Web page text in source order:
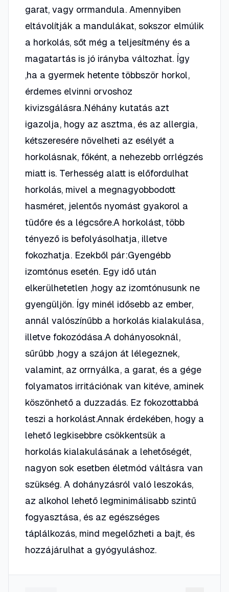
garat, vagy orrmandula. Amennyiben
eltávolítják a mandulákat, sokszor elmúlik
a horkolás, sőt még a teljesítmény és a
magatartás is jó irányba változhat. Így
,ha a gyermek hetente többször horkol,
érdemes elvinni orvoshoz
kivizsgálásra.Néhány kutatás azt
igazolja, hogy az asztma, és az allergia,
kétszeresére növelheti az esélyét a
horkolásnak, főként, a nehezebb orrlégzés
miatt is. Terhesség alatt is előfordulhat
horkolás, mivel a megnagyobbodott
hasméret, jelentős nyomást gyakorol a
tüdőre és a légcsőre.A horkolást, több
tényező is befolyásolhatja, illetve
fokozhatja. Ezekből pár:Gyengébb
izomtónus esetén. Egy idő után
elkerülhetetlen ,hogy az izomtónusunk ne
gyengüljön. Így minél idősebb az ember,
annál valószínűbb a horkolás kialakulása,
illetve fokozódása.A dohányosoknál,
sűrűbb ,hogy a szájon át lélegeznek,
valamint, az orrnyálka, a garat, és a gége
folyamatos irritációnak van kitéve, aminek
köszönhető a duzzadás. Ez fokozottabbá
teszi a horkolást.Annak érdekében, hogy a
lehető legkisebbre csökkentsük a
horkolás kialakulásának a lehetőségét,
nagyon sok esetben életmód váltásra van
szükség. A dohányzásról való leszokás,
az alkohol lehető legminimálisabb szintű
fogyasztása, és az egészséges
táplálkozás, mind megelőzheti a bajt, és
hozzájárulhat a gyógyuláshoz.